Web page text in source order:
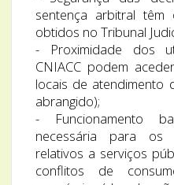
sentença arbitral
obtidos no Tribunal
- Proximidade dos
CNIACC podem
locais de atendimento
abrangido);
- Funcionamento
necessária para os
relativos a serviços
conflitos de